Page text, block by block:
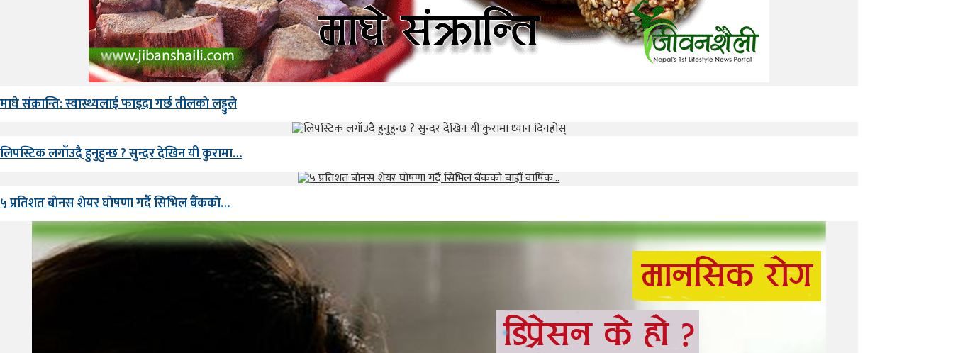
माघे संक्रान्ति: स्वास्थ्यलाई फाइदा गर्छ तीलकाे लड्डुले
लिपस्टिक लगाँउदै हुनुहुन्छ ? सुन्दर देखिन यी कुरामा…
५ प्रतिशत बाेनस शेयर घाेषणा गर्दै सिभिल बैंककाे…